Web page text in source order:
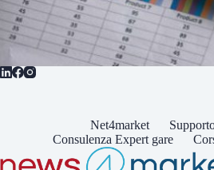
Net4market
Consulenza Expert gare